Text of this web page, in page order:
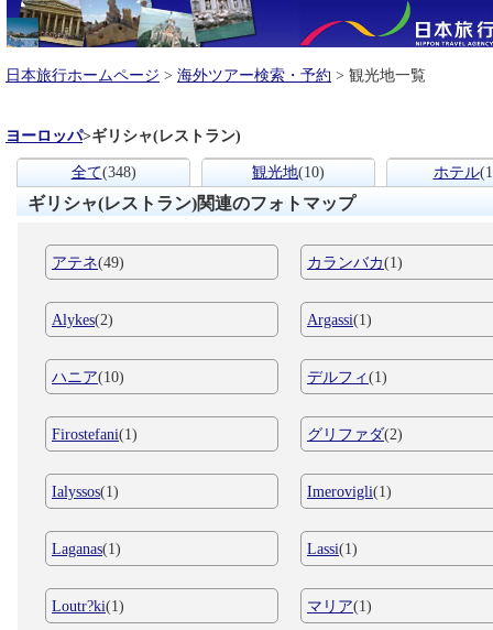
日本旅行ホームページ > 海外ツアー検索・予約 > 観光地一覧
ヨーロッパ>ギリシャ(レストラン)
全て(348) 観光地(10) ホテル
ギリシャ(レストラン)関連のフォトマップ
アテネ(49) カランバカ(1)
Alykes(2) Argassi(1)
ハニア(10) デルフィ(1)
Firostefani(1) グリファダ(2)
Ialyssos(1) Imerovigli(1)
Laganas(1) Lassi(1)
Loutr?ki(1) マリア(1)